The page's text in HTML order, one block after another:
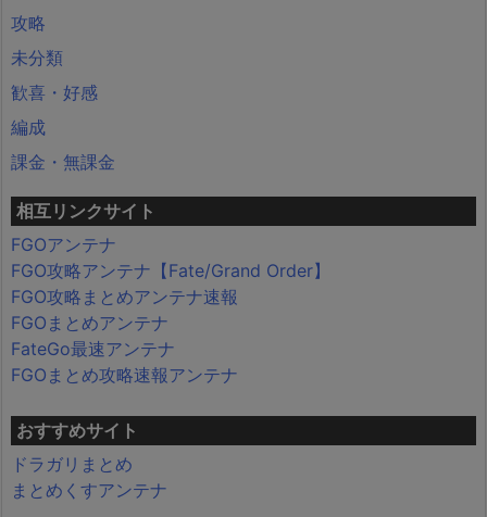
攻略
未分類
歓喜・好感
編成
課金・無課金
相互リンクサイト
FGOアンテナ
FGO攻略アンテナ【Fate/Grand Order】
FGO攻略まとめアンテナ速報
FGOまとめアンテナ
FateGo最速アンテナ
FGOまとめ攻略速報アンテナ
おすすめサイト
ドラガリまとめ
まとめくすアンテナ